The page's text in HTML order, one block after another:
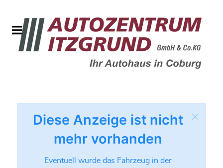
Diese Anzeige ist nicht
mehr vorhanden
Eventuell wurde das Fahrzeug in der